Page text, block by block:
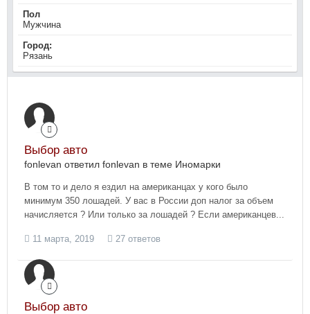
Пол
Мужчина
Город:
Рязань
Выбор авто
fonlevan ответил fonlevan в теме Иномарки
В том то и дело я ездил на американцах у кого было
минимум 350 лошадей. У вас в России доп налог за объем
начисляется ? Или только за лошадей ? Если американцев...
11 марта, 2019 27 ответов
Выбор авто